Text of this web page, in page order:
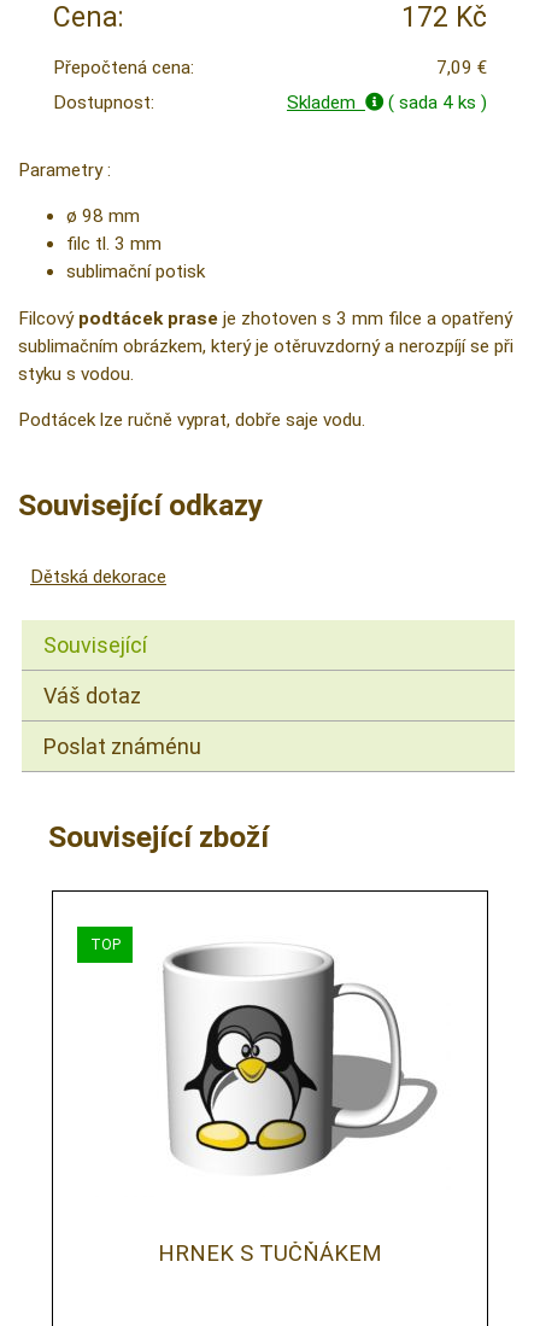
Cena: 172 Kč
Přepočtená cena:
7,09 €
Dostupnost:
Skladem ( sada 4 ks )
Parametry :
ø 98 mm
filc tl. 3 mm
sublimační potisk
Filcový podtácek prase je zhotoven s 3 mm filce a opatřený
sublimačním obrázkem, který je otěruvzdorný a nerozpíjí se při
styku s vodou.
Podtácek lze ručně vyprat, dobře saje vodu.
Související odkazy
Dětská dekorace
Související
Váš dotaz
Poslat známénu
Související zboží
HRNEK S TUČŇÁKEM